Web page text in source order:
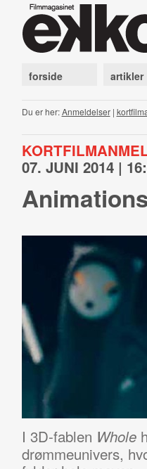
forside artikler
Du er her:Anmeldelser|
07. JUNI 2014 |
I 3D-fablen Whole
drømmeunivers,